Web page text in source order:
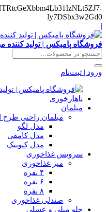
Iy7DSbx3w2Gd0
|
فروشگاه پامیکس | تولید کننده
ورود | ثبت‌نام
مبلمان
مبلمان راحتی طرح
مدل لگو
مدل کامفی
مدل کیوبیک
سرویس غذاخوری
میز غذاخوری
۴ نفره
۶ نفره
۸ نفره
صندلی غذاخوری
جلو مبلی و عسلی